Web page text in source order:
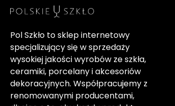
Pol Szkło to sklep internetowy
specjalizujący się w sprzedaży
wysokiej jakości wyrobów ze szkła,
ceramiki, porcelany i akcesoriów
dekoracyjnych. Współpracujemy z
renomowanymi producentami,